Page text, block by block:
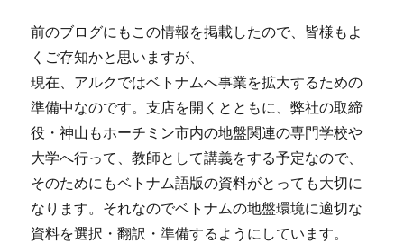
前のブログにもこの情報を掲載したので、皆様もよ
くご存知かと思いますが、
現在、アルクではベトナムへ事業を拡大するための
準備中なのです。支店を開くとともに、弊社の取締
役・神山もホーチミン市内の地盤関連の専門学校や
大学へ行って、教師として講義をする予定なので、
そのためにもベトナム語版の資料がとっても大切に
なります。それなのでベトナムの地盤環境に適切な
資料を選択・翻訳・準備するようにしています。